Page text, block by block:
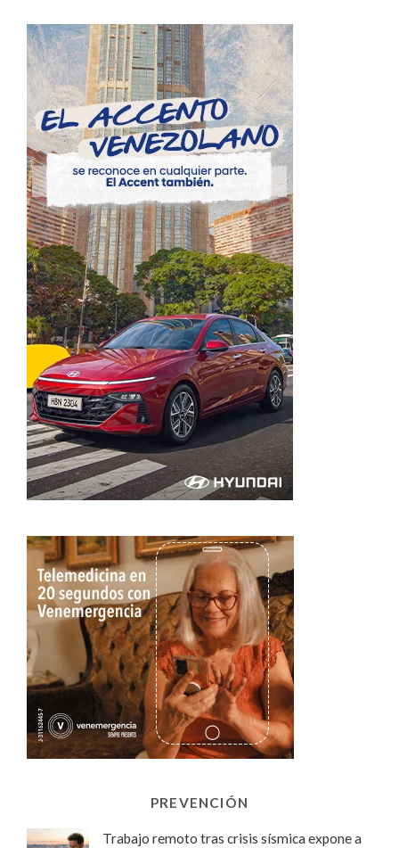
PREVENCIÓN
Trabajo remoto tras crisis sísmica expone a